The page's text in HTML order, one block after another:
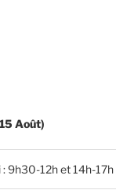
Août)
: 9h30-12h et 14h-17h